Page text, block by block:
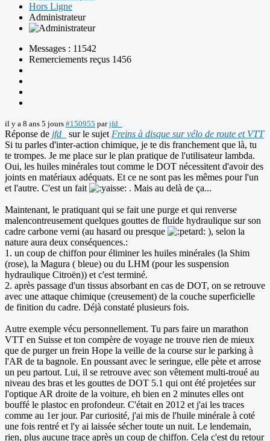
Hors Ligne
Administrateur
Messages : 11542
Remerciements reçus 1456
il y a 8 ans 5 jours #150955 parjfd_
Réponse de jfd_ sur le sujet Freins à disque sur vélo de route et VTT
Si tu parles d'inter-action chimique, je te dis franchement que là, tu
te trompes. Je me place sur le plan pratique de l'utilisateur lambda.
Oui, les huiles minérales tout comme le DOT nécessitent d'avoir des
joints en matériaux adéquats. Et ce ne sont pas les mêmes pour l'un
et l'autre. C'est un fait
. Mais au delà de ça...
Maintenant, le pratiquant qui se fait une purge et qui renverse
malencontreusement quelques gouttes de fluide hydraulique sur son
cadre carbone verni (au hasard ou presque
), selon la
nature aura deux conséquences.:
1. un coup de chiffon pour éliminer les huiles minérales (la Shim
(rose), la Magura ( bleue) ou du LHM (pour les suspension
hydraulique Citroën)) et c'est terminé.
2. après passage d'un tissus absorbant en cas de DOT, on se retrouve
avec une attaque chimique (creusement) de la couche superficielle
de finition du cadre. Déjà constaté plusieurs fois.
Autre exemple vécu personnellement. Tu pars faire un marathon
VTT en Suisse et ton compère de voyage ne trouve rien de mieux
que de purger un frein Hope la veille de la course sur le parking à
l'AR de ta bagnole. En poussant avec le seringue, elle pète et arrose
un peu partout. Lui, il se retrouve avec son vêtement multi-troué au
niveau des bras et les gouttes de DOT 5.1 qui ont été projetées sur
l'optique AR droite de la voiture, eh bien en 2 minutes elles ont
bouffé le plastoc en profondeur. C'était en 2012 et j'ai les traces
comme au 1er jour. Par curiosité, j'ai mis de l'huile minérale à coté
une fois rentré et l'y ai laissée sécher toute un nuit. Le lendemain,
rien, plus aucune trace après un coup de chiffon. Cela c'est du retour